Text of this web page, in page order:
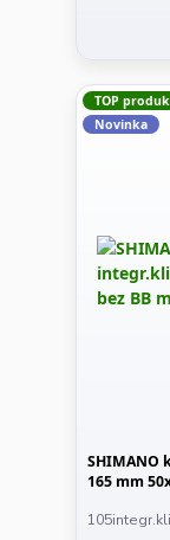
TOP
Novinka
SHIMANO
165 mm